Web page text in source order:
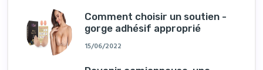
Comment choisir un soutien -
gorge adhésif approprié
15/06/2022